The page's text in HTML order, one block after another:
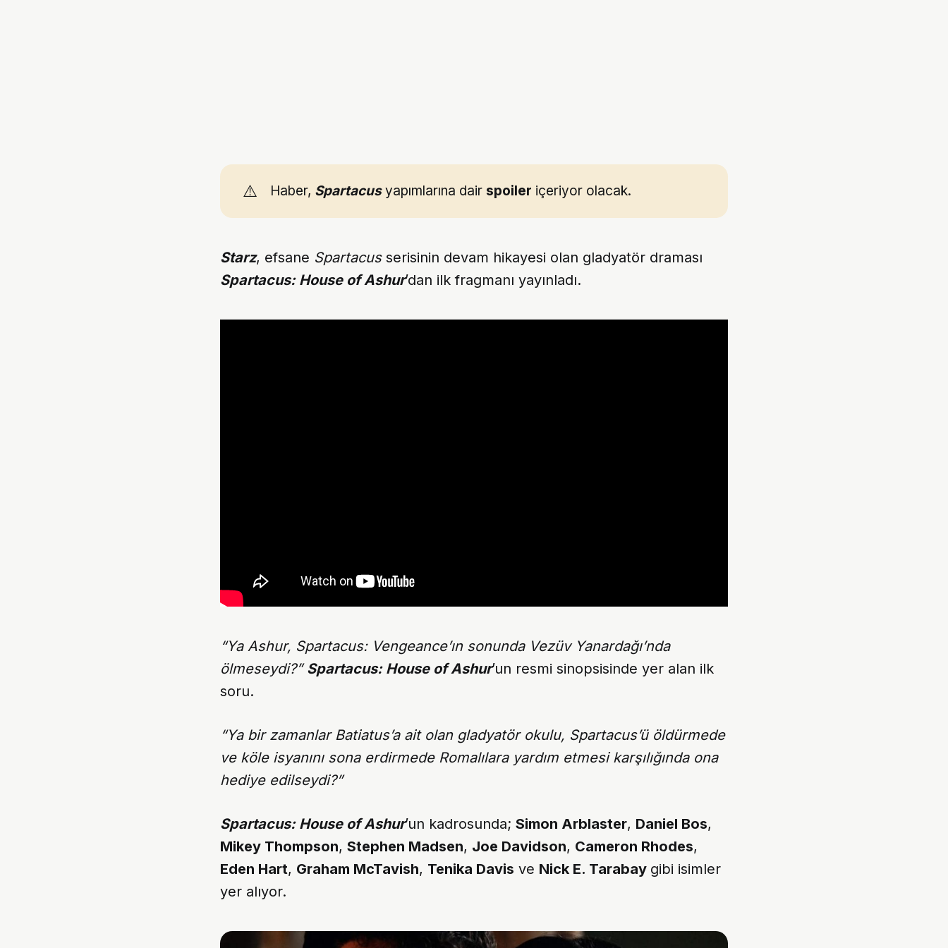
⚠️ Haber, Spartacusyapımlarına dair spoiler içeriyor olacak.
Starz, efsane Spartacusserisinin devam hikayesi olan gladyatör draması
Spartacus: House of Ashur’dan ilk fragmanı yayınladı.
“Ya Ashur, Spartacus: Vengeance’ın sonunda Vezüv Yanardağı’nda
ölmeseydi?”Spartacus: House of Ashur’un resmi sinopsisinde yer alan ilk
soru.
“Ya bir zamanlar Batiatus’a ait olan gladyatör okulu, Spartacus’ü öldürmede
ve köle isyanını sona erdirmede Romalılara yardım etmesi karşılığında ona
hediye edilseydi?”
Spartacus: House of Ashur’un kadrosunda; Simon Arblaster, Daniel Bos,
Mikey Thompson, Stephen Madsen, Joe Davidson, Cameron Rhodes,
Eden Hart, Graham McTavish, Tenika Davis ve Nick E. Tarabay gibi isimler
yer alıyor.